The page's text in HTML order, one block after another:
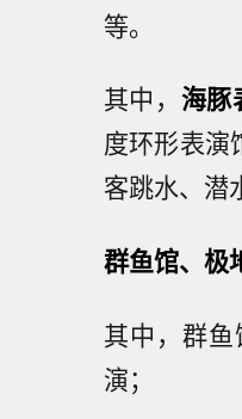
等。
其中， 海豚
度环形表演
客跳水、潜
群鱼馆、极
其中，群
演；